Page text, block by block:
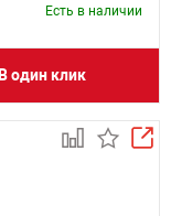
Есть в наличии
В один клик